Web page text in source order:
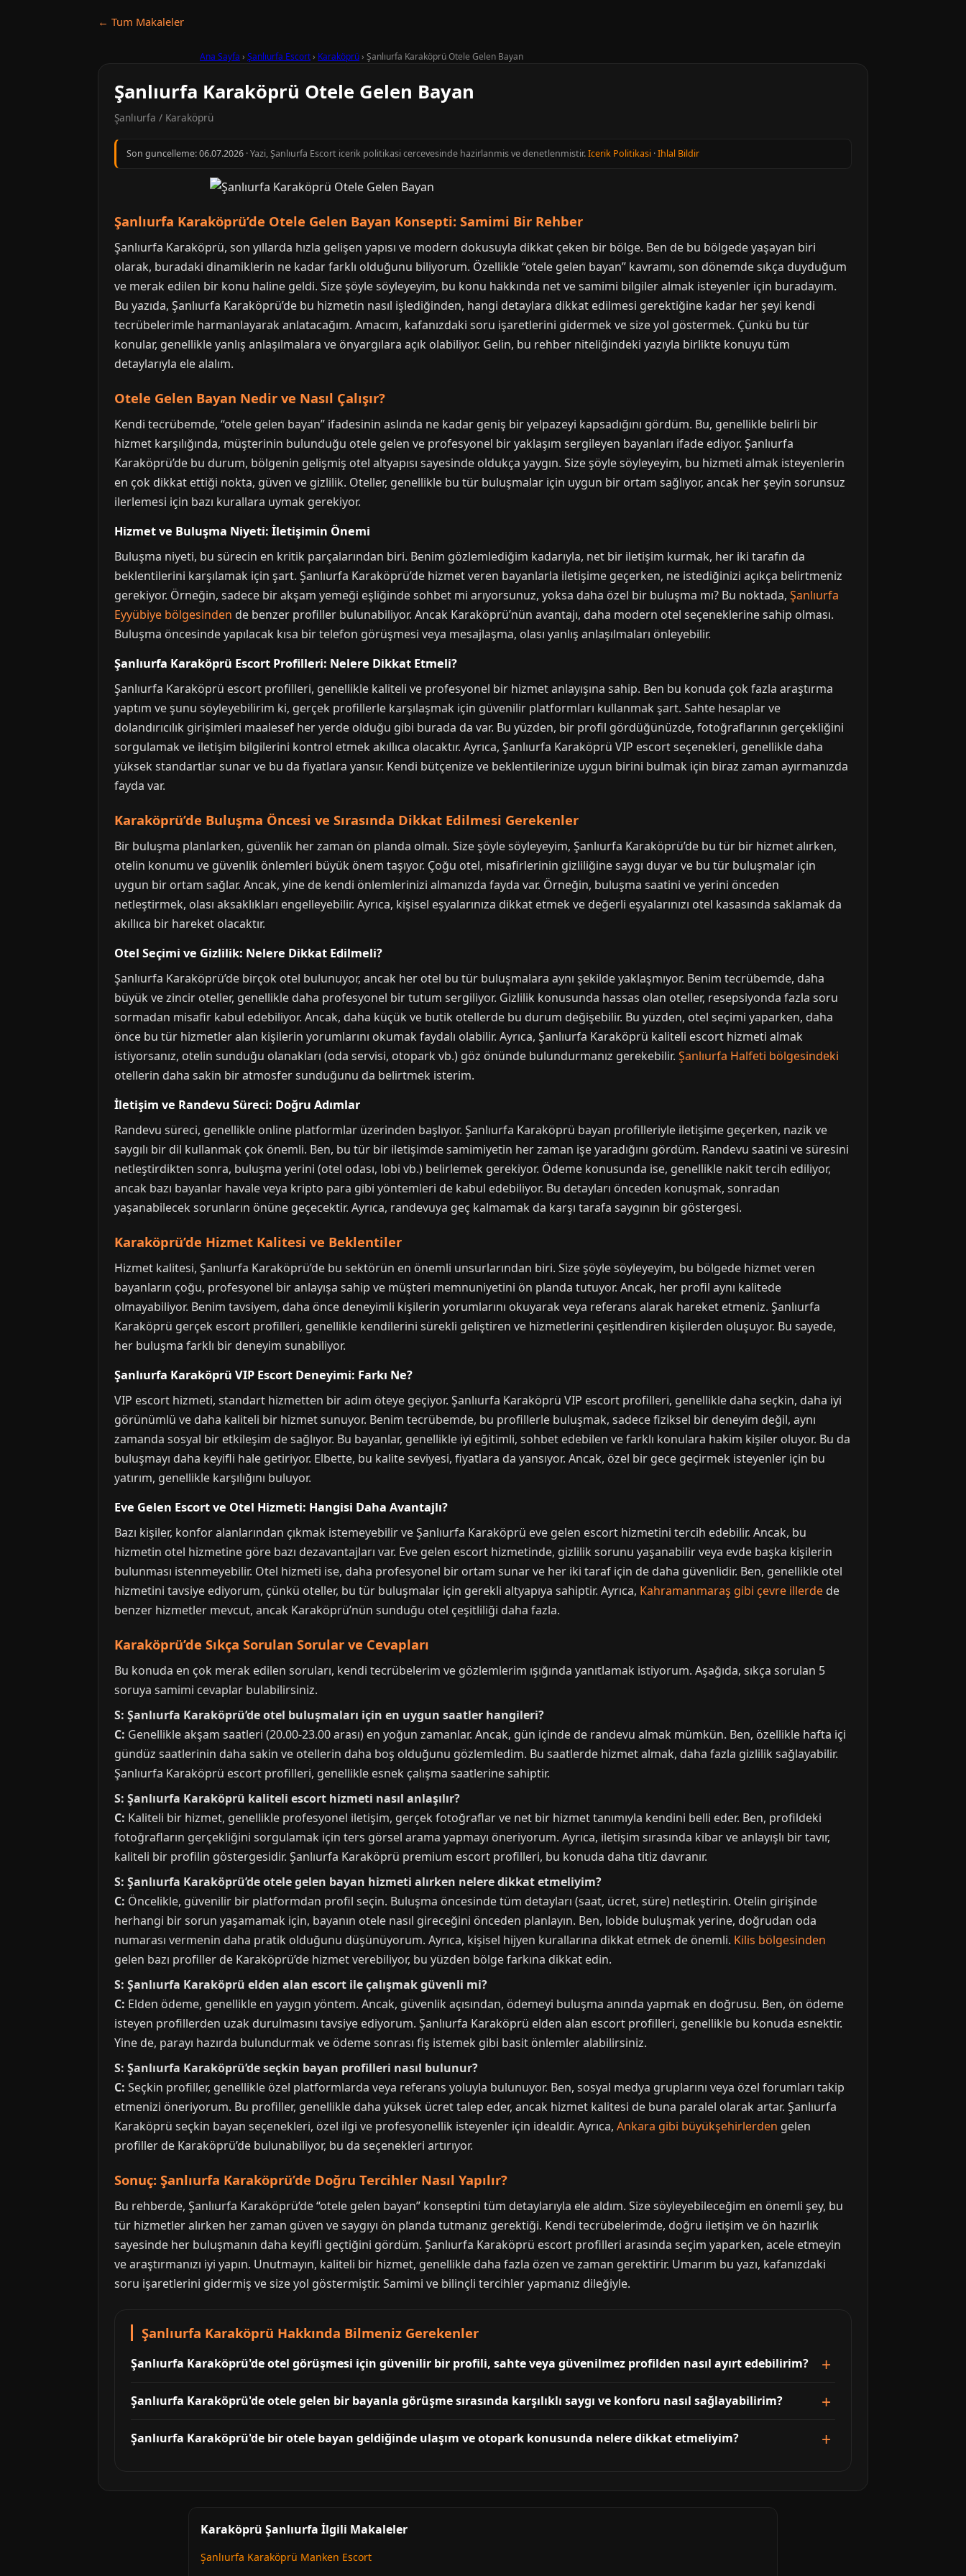
← Tum Makaleler
Ana Sayfa › Şanlıurfa Escort› Karaköprü› Şanlıurfa Karaköprü Otele Gelen Bayan
Şanlıurfa Karaköprü Otele Gelen Bayan
Şanlıurfa / Karaköprü
Son guncelleme:06.07.2026 · Yazi, Şanlıurfa Escort icerik politikasi cercevesinde hazirlanmis ve denetlenmistir.Icerik Politikasi ·Ihlal Bildir
Şanlıurfa Karaköprü’de Otele Gelen Bayan Konsepti: Samimi Bir Rehber
Şanlıurfa Karaköprü, son yıllarda hızla gelişen yapısı ve modern dokusuyla dikkat çeken bir bölge. Ben de bu bölgede yaşayan biri
olarak, buradaki dinamiklerin ne kadar farklı olduğunu biliyorum. Özellikle “otele gelen bayan” kavramı, son dönemde sıkça duyduğum
ve merak edilen bir konu haline geldi. Size şöyle söyleyeyim, bu konu hakkında net ve samimi bilgiler almak isteyenler için buradayım.
Bu yazıda, Şanlıurfa Karaköprü’de bu hizmetin nasıl işlediğinden, hangi detaylara dikkat edilmesi gerektiğine kadar her şeyi kendi
tecrübelerimle harmanlayarak anlatacağım. Amacım, kafanızdaki soru işaretlerini gidermek ve size yol göstermek. Çünkü bu tür
konular, genellikle yanlış anlaşılmalara ve önyargılara açık olabiliyor. Gelin, bu rehber niteliğindeki yazıyla birlikte konuyu tüm
detaylarıyla ele alalım.
Otele Gelen Bayan Nedir ve Nasıl Çalışır?
Kendi tecrübemde, “otele gelen bayan” ifadesinin aslında ne kadar geniş bir yelpazeyi kapsadığını gördüm. Bu, genellikle belirli bir
hizmet karşılığında, müşterinin bulunduğu otele gelen ve profesyonel bir yaklaşım sergileyen bayanları ifade ediyor. Şanlıurfa
Karaköprü’de bu durum, bölgenin gelişmiş otel altyapısı sayesinde oldukça yaygın. Size şöyle söyleyeyim, bu hizmeti almak isteyenlerin
en çok dikkat ettiği nokta, güven ve gizlilik. Oteller, genellikle bu tür buluşmalar için uygun bir ortam sağlıyor, ancak her şeyin sorunsuz
ilerlemesi için bazı kurallara uymak gerekiyor.
Hizmet ve Buluşma Niyeti: İletişimin Önemi
Buluşma niyeti, bu sürecin en kritik parçalarından biri. Benim gözlemlediğim kadarıyla, net bir iletişim kurmak, her iki tarafın da
beklentilerini karşılamak için şart. Şanlıurfa Karaköprü’de hizmet veren bayanlarla iletişime geçerken, ne istediğinizi açıkça belirtmeniz
gerekiyor. Örneğin, sadece bir akşam yemeği eşliğinde sohbet mi arıyorsunuz, yoksa daha özel bir buluşma mı? Bu noktada, Şanlıurfa
Eyyübiye bölgesinden de benzer profiller bulunabiliyor. Ancak Karaköprü’nün avantajı, daha modern otel seçeneklerine sahip olması.
Buluşma öncesinde yapılacak kısa bir telefon görüşmesi veya mesajlaşma, olası yanlış anlaşılmaları önleyebilir.
Şanlıurfa Karaköprü Escort Profilleri: Nelere Dikkat Etmeli?
Şanlıurfa Karaköprü escort profilleri, genellikle kaliteli ve profesyonel bir hizmet anlayışına sahip. Ben bu konuda çok fazla araştırma
yaptım ve şunu söyleyebilirim ki, gerçek profillerle karşılaşmak için güvenilir platformları kullanmak şart. Sahte hesaplar ve
dolandırıcılık girişimleri maalesef her yerde olduğu gibi burada da var. Bu yüzden, bir profil gördüğünüzde, fotoğraflarının gerçekliğini
sorgulamak ve iletişim bilgilerini kontrol etmek akıllıca olacaktır. Ayrıca, Şanlıurfa Karaköprü VIP escort seçenekleri, genellikle daha
yüksek standartlar sunar ve bu da fiyatlara yansır. Kendi bütçenize ve beklentilerinize uygun birini bulmak için biraz zaman ayırmanızda
fayda var.
Karaköprü’de Buluşma Öncesi ve Sırasında Dikkat Edilmesi Gerekenler
Bir buluşma planlarken, güvenlik her zaman ön planda olmalı. Size şöyle söyleyeyim, Şanlıurfa Karaköprü’de bu tür bir hizmet alırken,
otelin konumu ve güvenlik önlemleri büyük önem taşıyor. Çoğu otel, misafirlerinin gizliliğine saygı duyar ve bu tür buluşmalar için
uygun bir ortam sağlar. Ancak, yine de kendi önlemlerinizi almanızda fayda var. Örneğin, buluşma saatini ve yerini önceden
netleştirmek, olası aksaklıkları engelleyebilir. Ayrıca, kişisel eşyalarınıza dikkat etmek ve değerli eşyalarınızı otel kasasında saklamak da
akıllıca bir hareket olacaktır.
Otel Seçimi ve Gizlilik: Nelere Dikkat Edilmeli?
Şanlıurfa Karaköprü’de birçok otel bulunuyor, ancak her otel bu tür buluşmalara aynı şekilde yaklaşmıyor. Benim tecrübemde, daha
büyük ve zincir oteller, genellikle daha profesyonel bir tutum sergiliyor. Gizlilik konusunda hassas olan oteller, resepsiyonda fazla soru
sormadan misafir kabul edebiliyor. Ancak, daha küçük ve butik otellerde bu durum değişebilir. Bu yüzden, otel seçimi yaparken, daha
önce bu tür hizmetler alan kişilerin yorumlarını okumak faydalı olabilir. Ayrıca, Şanlıurfa Karaköprü kaliteli escort hizmeti almak
istiyorsanız, otelin sunduğu olanakları (oda servisi, otopark vb.) göz önünde bulundurmanız gerekebilir. Şanlıurfa Halfeti bölgesindeki
otellerin daha sakin bir atmosfer sunduğunu da belirtmek isterim.
İletişim ve Randevu Süreci: Doğru Adımlar
Randevu süreci, genellikle online platformlar üzerinden başlıyor. Şanlıurfa Karaköprü bayan profilleriyle iletişime geçerken, nazik ve
saygılı bir dil kullanmak çok önemli. Ben, bu tür bir iletişimde samimiyetin her zaman işe yaradığını gördüm. Randevu saatini ve süresini
netleştirdikten sonra, buluşma yerini (otel odası, lobi vb.) belirlemek gerekiyor. Ödeme konusunda ise, genellikle nakit tercih ediliyor,
ancak bazı bayanlar havale veya kripto para gibi yöntemleri de kabul edebiliyor. Bu detayları önceden konuşmak, sonradan
yaşanabilecek sorunların önüne geçecektir. Ayrıca, randevuya geç kalmamak da karşı tarafa saygının bir göstergesi.
Karaköprü’de Hizmet Kalitesi ve Beklentiler
Hizmet kalitesi, Şanlıurfa Karaköprü’de bu sektörün en önemli unsurlarından biri. Size şöyle söyleyeyim, bu bölgede hizmet veren
bayanların çoğu, profesyonel bir anlayışa sahip ve müşteri memnuniyetini ön planda tutuyor. Ancak, her profil aynı kalitede
olmayabiliyor. Benim tavsiyem, daha önce deneyimli kişilerin yorumlarını okuyarak veya referans alarak hareket etmeniz. Şanlıurfa
Karaköprü gerçek escort profilleri, genellikle kendilerini sürekli geliştiren ve hizmetlerini çeşitlendiren kişilerden oluşuyor. Bu sayede,
her buluşma farklı bir deneyim sunabiliyor.
Şanlıurfa Karaköprü VIP Escort Deneyimi: Farkı Ne?
VIP escort hizmeti, standart hizmetten bir adım öteye geçiyor. Şanlıurfa Karaköprü VIP escort profilleri, genellikle daha seçkin, daha iyi
görünümlü ve daha kaliteli bir hizmet sunuyor. Benim tecrübemde, bu profillerle buluşmak, sadece fiziksel bir deneyim değil, aynı
zamanda sosyal bir etkileşim de sağlıyor. Bu bayanlar, genellikle iyi eğitimli, sohbet edebilen ve farklı konulara hakim kişiler oluyor. Bu da
buluşmayı daha keyifli hale getiriyor. Elbette, bu kalite seviyesi, fiyatlara da yansıyor. Ancak, özel bir gece geçirmek isteyenler için bu
yatırım, genellikle karşılığını buluyor.
Eve Gelen Escort ve Otel Hizmeti: Hangisi Daha Avantajlı?
Bazı kişiler, konfor alanlarından çıkmak istemeyebilir ve Şanlıurfa Karaköprü eve gelen escort hizmetini tercih edebilir. Ancak, bu
hizmetin otel hizmetine göre bazı dezavantajları var. Eve gelen escort hizmetinde, gizlilik sorunu yaşanabilir veya evde başka kişilerin
bulunması istenmeyebilir. Otel hizmeti ise, daha profesyonel bir ortam sunar ve her iki taraf için de daha güvenlidir. Ben, genellikle otel
hizmetini tavsiye ediyorum, çünkü oteller, bu tür buluşmalar için gerekli altyapıya sahiptir. Ayrıca, Kahramanmaraş gibi çevre illerde de
benzer hizmetler mevcut, ancak Karaköprü’nün sunduğu otel çeşitliliği daha fazla.
Karaköprü’de Sıkça Sorulan Sorular ve Cevapları
Bu konuda en çok merak edilen soruları, kendi tecrübelerim ve gözlemlerim ışığında yanıtlamak istiyorum. Aşağıda, sıkça sorulan 5
soruya samimi cevaplar bulabilirsiniz.
S: Şanlıurfa Karaköprü’de otel buluşmaları için en uygun saatler hangileri?
C: Genellikle akşam saatleri (20.00-23.00 arası) en yoğun zamanlar. Ancak, gün içinde de randevu almak mümkün. Ben, özellikle hafta içi
gündüz saatlerinin daha sakin ve otellerin daha boş olduğunu gözlemledim. Bu saatlerde hizmet almak, daha fazla gizlilik sağlayabilir.
Şanlıurfa Karaköprü escort profilleri, genellikle esnek çalışma saatlerine sahiptir.
S: Şanlıurfa Karaköprü kaliteli escort hizmeti nasıl anlaşılır?
C: Kaliteli bir hizmet, genellikle profesyonel iletişim, gerçek fotoğraflar ve net bir hizmet tanımıyla kendini belli eder. Ben, profildeki
fotoğrafların gerçekliğini sorgulamak için ters görsel arama yapmayı öneriyorum. Ayrıca, iletişim sırasında kibar ve anlayışlı bir tavır,
kaliteli bir profilin göstergesidir. Şanlıurfa Karaköprü premium escort profilleri, bu konuda daha titiz davranır.
S: Şanlıurfa Karaköprü’de otele gelen bayan hizmeti alırken nelere dikkat etmeliyim?
C: Öncelikle, güvenilir bir platformdan profil seçin. Buluşma öncesinde tüm detayları (saat, ücret, süre) netleştirin. Otelin girişinde
herhangi bir sorun yaşamamak için, bayanın otele nasıl gireceğini önceden planlayın. Ben, lobide buluşmak yerine, doğrudan oda
numarası vermenin daha pratik olduğunu düşünüyorum. Ayrıca, kişisel hijyen kurallarına dikkat etmek de önemli. Kilis bölgesinden
gelen bazı profiller de Karaköprü’de hizmet verebiliyor, bu yüzden bölge farkına dikkat edin.
S: Şanlıurfa Karaköprü elden alan escort ile çalışmak güvenli mi?
C: Elden ödeme, genellikle en yaygın yöntem. Ancak, güvenlik açısından, ödemeyi buluşma anında yapmak en doğrusu. Ben, ön ödeme
isteyen profillerden uzak durulmasını tavsiye ediyorum. Şanlıurfa Karaköprü elden alan escort profilleri, genellikle bu konuda esnektir.
Yine de, parayı hazırda bulundurmak ve ödeme sonrası fiş istemek gibi basit önlemler alabilirsiniz.
S: Şanlıurfa Karaköprü’de seçkin bayan profilleri nasıl bulunur?
C: Seçkin profiller, genellikle özel platformlarda veya referans yoluyla bulunuyor. Ben, sosyal medya gruplarını veya özel forumları takip
etmenizi öneriyorum. Bu profiller, genellikle daha yüksek ücret talep eder, ancak hizmet kalitesi de buna paralel olarak artar. Şanlıurfa
Karaköprü seçkin bayan seçenekleri, özel ilgi ve profesyonellik isteyenler için idealdir. Ayrıca, Ankara gibi büyükşehirlerden gelen
profiller de Karaköprü’de bulunabiliyor, bu da seçenekleri artırıyor.
Sonuç: Şanlıurfa Karaköprü’de Doğru Tercihler Nasıl Yapılır?
Bu rehberde, Şanlıurfa Karaköprü’de “otele gelen bayan” konseptini tüm detaylarıyla ele aldım. Size söyleyebileceğim en önemli şey, bu
tür hizmetler alırken her zaman güven ve saygıyı ön planda tutmanız gerektiği. Kendi tecrübelerimde, doğru iletişim ve ön hazırlık
sayesinde her buluşmanın daha keyifli geçtiğini gördüm. Şanlıurfa Karaköprü escort profilleri arasında seçim yaparken, acele etmeyin
ve araştırmanızı iyi yapın. Unutmayın, kaliteli bir hizmet, genellikle daha fazla özen ve zaman gerektirir. Umarım bu yazı, kafanızdaki
soru işaretlerini gidermiş ve size yol göstermiştir. Samimi ve bilinçli tercihler yapmanız dileğiyle.
Şanlıurfa Karaköprü Hakkında Bilmeniz Gerekenler
Şanlıurfa Karaköprü'de otel görüşmesi için güvenilir bir profili, sahte veya güvenilmez profilden nasıl ayırt edebilirim?
Şanlıurfa Karaköprü'de otele gelen bir bayanla görüşme sırasında karşılıklı saygı ve konforu nasıl sağlayabilirim?
Şanlıurfa Karaköprü'de bir otele bayan geldiğinde ulaşım ve otopark konusunda nelere dikkat etmeliyim?
Karaköprü Şanlıurfa İlgili Makaleler
Şanlıurfa Karaköprü Manken Escort